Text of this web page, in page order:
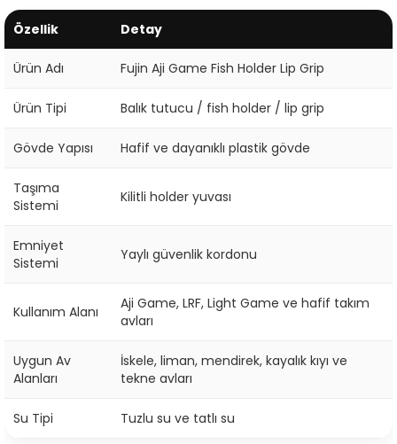
Özellik Detay
Ürün Adı Fujin Aji Game Fish Holder Lip Grip
Ürün Tipi Balık tutucu / fish holder / lip grip
Gövde Yapısı Hafif ve dayanıklı plastik gövde
Taşıma
Sistemi
Kilitli holder yuvası
Emniyet
Sistemi
Yaylı güvenlik kordonu
Kullanım Alanı
Aji Game, LRF, Light Game ve hafif takım
avları
Uygun Av
Alanları
İskele, liman, mendirek, kayalık kıyı ve
tekne avları
Su Tipi Tuzlu su ve tatlı su